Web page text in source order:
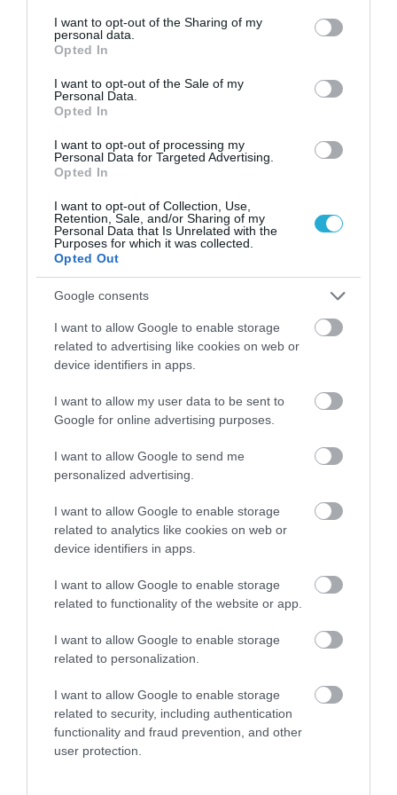
not limited to your visit or usage behaviour. You may click to
grant or deny consent to Google and its third-party tags to
use your data for below specified purposes in below Google
consent section.
I want to opt-out of the Sharing of my
personal data.
Opted In
I want to opt-out of the Sale of my
Personal Data.
Opted In
I want to opt-out of processing my
Personal Data for Targeted Advertising.
Opted In
I want to opt-out of Collection, Use,
Retention, Sale, and/or Sharing of my
Personal Data that Is Unrelated with the
Purposes for which it was collected.
Opted Out
Google consents
I want to allow Google to enable storage
related to advertising like cookies on web or
device identifiers in apps.
I want to allow my user data to be sent to
Google for online advertising purposes.
I want to allow Google to send me
personalized advertising.
I want to allow Google to enable storage
related to analytics like cookies on web or
device identifiers in apps.
I want to allow Google to enable storage
related to functionality of the website or app.
I want to allow Google to enable storage
related to personalization.
I want to allow Google to enable storage
related to security, including authentication
functionality and fraud prevention, and other
user protection.
06.08.2026 21:06
Μπορούμε να ζήσουμε 194 χρόνια; – Ρώσοι
επιστήμονες εξετάζουν τα θεωρητικά όρια
της ανθρώπινης ζωής
06.08.2026 09:04
Δεν ήταν μόνο ηθικοί λόγοι: Γιατί
εξαφανίστηκε ο κανιβαλισμός από τις
ανθρώπινες κοινωνίες – Τι δείχνει νέα
Αυτό είναι το σύμπτωμα του καρκίνου του
δέρματος που μπορεί να εντοπιστεί στο
κομμωτήριο! – Τι δείχνει νέα έρευνα